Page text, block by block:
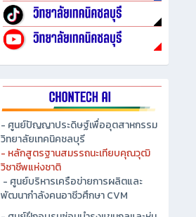
- ศูนย์ปัญญาประดิษฐ์เพื่ออุตสาหกรรม
วิทยาลัยเทคนิคชลบุรี
- หลักสูตรฐานสมรรถนะเทียบคุณวุฒิ